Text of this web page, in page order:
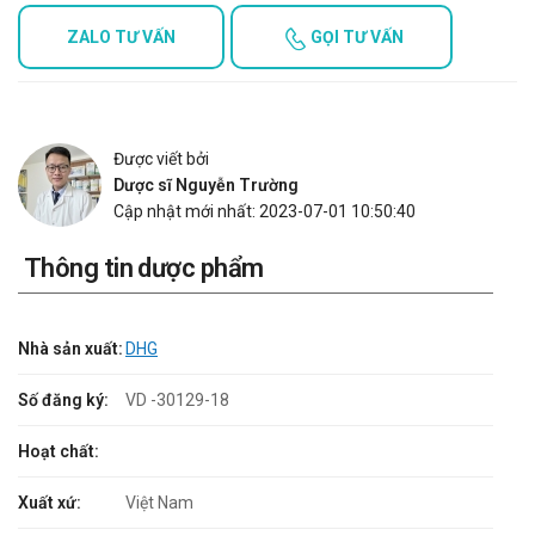
ZALO TƯ VẤN GỌI TƯ VẤN
Được viết bởi
Dược sĩ Nguyễn Trường
Cập nhật mới nhất: 2023-07-01 10:50:40
Thông tin dược phẩm
Nhà sản xuất: DHG
Số đăng ký: VD -30129-18
Hoạt chất:
Xuất xứ: Việt Nam